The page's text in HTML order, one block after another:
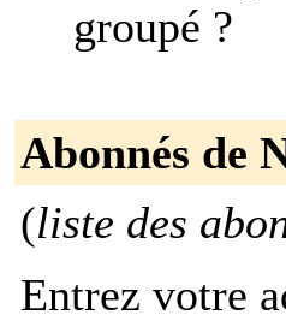
groupé ?
Abonnés de
(liste des
Entrez votre